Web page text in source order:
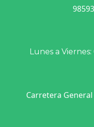
Lunes a Viernes:
Carretera